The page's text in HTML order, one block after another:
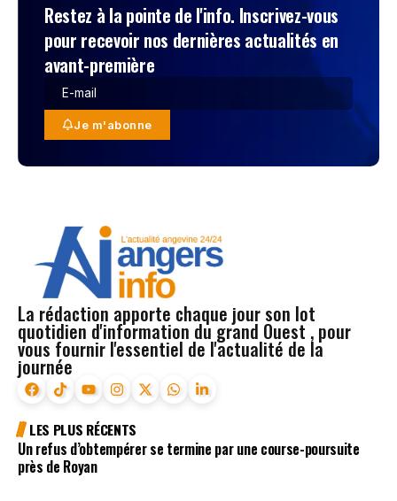
Restez à la pointe de l'info. Inscrivez-vous
pour recevoir nos dernières actualités en
avant-première
Je m'abonne
La rédaction apporte chaque jour son lot
quotidien d'information du grand Ouest , pour
vous fournir l'essentiel de l'actualité de la
journée
LES PLUS RÉCENTS
Un refus d’obtempérer se termine par une course-poursuite
près de Royan